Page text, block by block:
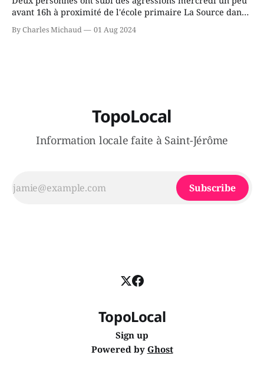
avant 16h à proximité de l'école primaire La Source dans
victimes aurait été écrasée sous un véhicule et aspergée
By Charles Michaud 01 Aug 2024
TopoLocal
Information locale faite à Saint-Jérôme
Subscribe
TopoLocal
Sign up
Powered by Ghost